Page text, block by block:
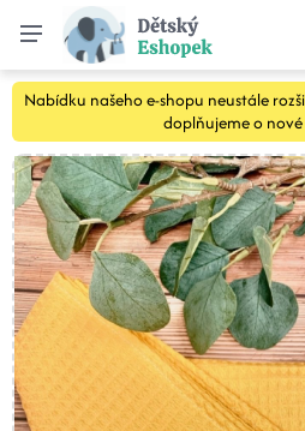
Nabídku našeho e-shopu neustále
doplňujeme o